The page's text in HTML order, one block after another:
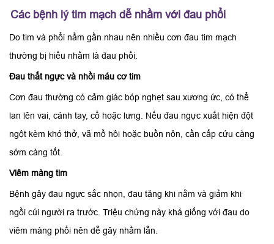
Các bệnh lý tim mạch dễ nhầm với đau phổi
Do tim và phổi nằm gần nhau nên nhiều cơn đau tim mạch
thường bị hiểu nhầm là đau phổi.
Đau thắt ngực và nhồi máu cơ tim
Cơn đau thường có cảm giác bóp nghẹt sau xương ức, có thể
lan lên vai, cánh tay, cổ hoặc lưng. Nếu đau ngực xuất hiện đột
ngột kèm khó thở, vã mồ hôi hoặc buồn nôn, cần cấp cứu càng
sớm càng tốt.
Viêm màng tim
Bệnh gây đau ngực sắc nhọn, đau tăng khi nằm và giảm khi
ngồi cúi người ra trước. Triệu chứng này khá giống với đau do
viêm màng phổi nên dễ gây nhầm lẫn.